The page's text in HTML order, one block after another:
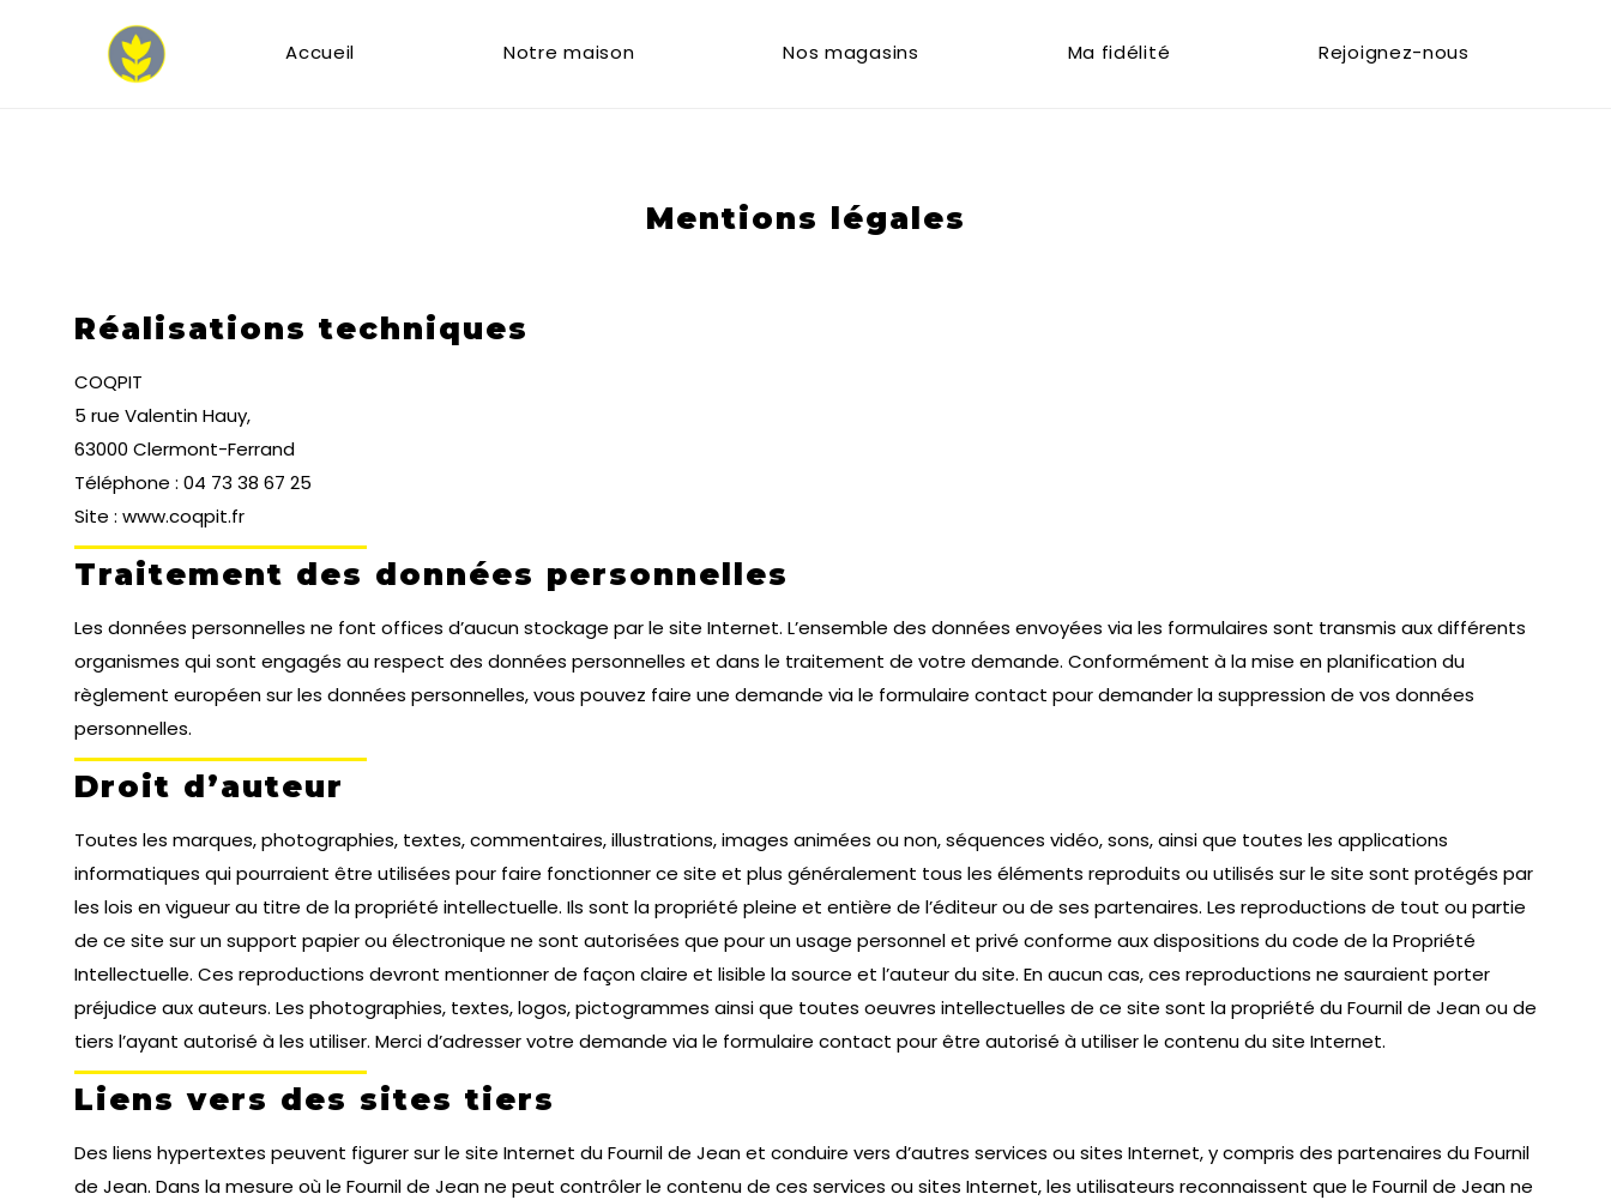
Accueil Notre maison Nos magasins Ma fidélité Rejoignez-nous
Mentions légales
Réalisations techniques
COQPIT
5 rue Valentin Hauy,
63000 Clermont-Ferrand
Téléphone : 04 73 38 67 25
Site : www.coqpit.fr
Traitement des données personnelles
Les données personnelles ne font offices d’aucun stockage par le site Internet. L’ensemble des données envoyées via les formulaires sont transmis aux différents
organismes qui sont engagés au respect des données personnelles et dans le traitement de votre demande. Conformément à la mise en planification du
règlement européen sur les données personnelles, vous pouvez faire une demande via le formulaire contact pour demander la suppression de vos données
personnelles.
Droit d’auteur
Toutes les marques, photographies, textes, commentaires, illustrations, images animées ou non, séquences vidéo, sons, ainsi que toutes les applications
informatiques qui pourraient être utilisées pour faire fonctionner ce site et plus généralement tous les éléments reproduits ou utilisés sur le site sont protégés par
les lois en vigueur au titre de la propriété intellectuelle. Ils sont la propriété pleine et entière de l’éditeur ou de ses partenaires. Les reproductions de tout ou partie
de ce site sur un support papier ou électronique ne sont autorisées que pour un usage personnel et privé conforme aux dispositions du code de la Propriété
Intellectuelle. Ces reproductions devront mentionner de façon claire et lisible la source et l’auteur du site. En aucun cas, ces reproductions ne sauraient porter
préjudice aux auteurs. Les photographies, textes, logos, pictogrammes ainsi que toutes oeuvres intellectuelles de ce site sont la propriété du Fournil de Jean ou de
tiers l’ayant autorisé à les utiliser. Merci d’adresser votre demande via le formulaire contact pour être autorisé à utiliser le contenu du site Internet.
Liens vers des sites tiers
Des liens hypertextes peuvent figurer sur le site Internet du Fournil de Jean et conduire vers d’autres services ou sites Internet, y compris des partenaires du Fournil
de Jean. Dans la mesure où le Fournil de Jean ne peut contrôler le contenu de ces services ou sites Internet, les utilisateurs reconnaissent que le Fournil de Jean ne